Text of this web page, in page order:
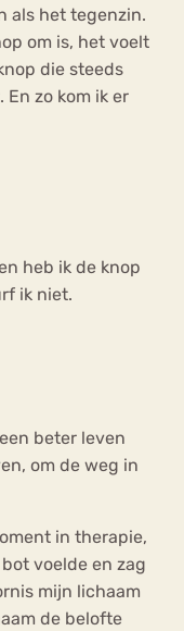
als het tegenzin.
om is, het voelt
die steeds
zo kom ik er
heb ik de knop
ik niet.
beter leven
om de weg in
in therapie,
voelde en zag
mijn lichaam
de belofte